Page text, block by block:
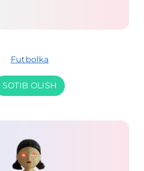
Futbolka
SOTIB OLISH